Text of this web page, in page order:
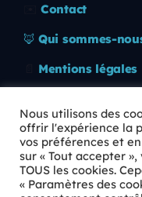
Contact
🦊 Qui sommes-
Mentions légales
🛡️ RGPD
Copyright © 2026
Nous utilisons des
offrir l'expérience la
vos préférences et
sur « Tout accepter
TOUS les cookies.
« Paramètres des